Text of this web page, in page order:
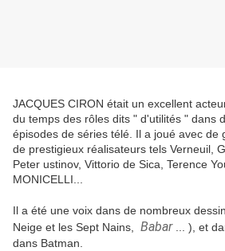
JACQUES CIRON était un excellent
du temps des rôles dits " d'utilités " dans
épisodes de séries télé. Il a joué avec
de prestigieux réalisateurs tels Verneuil,
Peter ustinov, Vittorio de Sica, Terence
MONICELLI...
Il a été une voix dans de nombreux
Neige et les Sept Nains,
Babar
... ), et
dans Batman.